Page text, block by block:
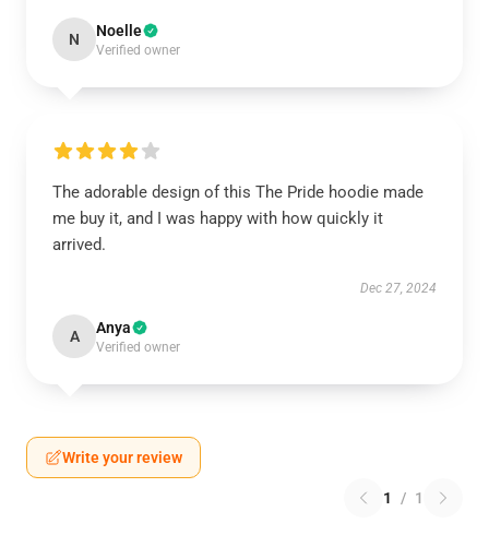
N Noelle
Verified owner
The adorable design of this The Pride hoodie made
me buy it, and I was happy with how quickly it
arrived.
Dec 27, 2024
A Anya
Verified owner
Write your review
1 / 1